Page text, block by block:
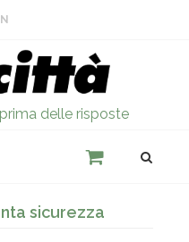
delle risposte
sicurezza